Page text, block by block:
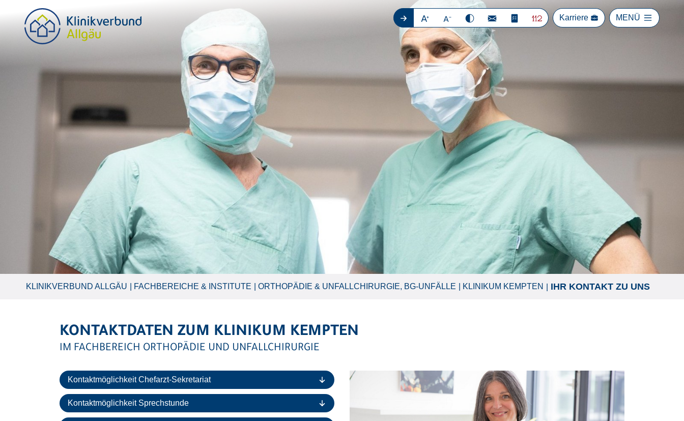
Karriere MENÜ
KLINIKVERBUND ALLGÄU FACHBEREICHE & INSTITUTE ORTHOPÄDIE & UNFALLCHIRURGIE, BG-UNFÄLLE KLINIKUM KEMPTEN IHR KONTAKT ZU UNS
KONTAKTDATEN ZUM KLINIKUM KEMPTEN
IM FACHBEREICH ORTHOPÄDIE UND UNFALLCHIRURGIE
Kontaktmöglichkeit Chefarzt-Sekretariat
Kontaktmöglichkeit Sprechstunde